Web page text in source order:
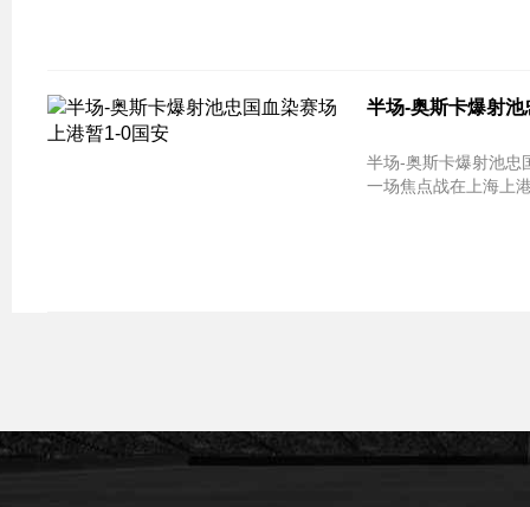
半场-奥斯卡爆射
半场-奥斯卡爆射池忠国血染赛场 上港暂1-
一场焦点战在上海上